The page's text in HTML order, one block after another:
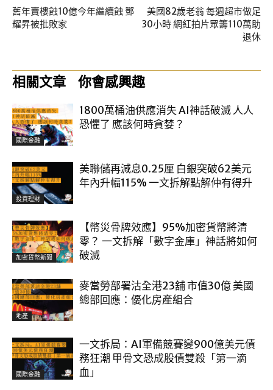
舊年賣樓蝕10億今年繼續蝕 鄧
耀昇被批敗家
美國82歲老翁 每週超市做足
30小時 網紅拍片眾籌110萬助
退休
相關文章 你會感興趣
國際金融
1800萬桶油供應消失 AI神話破滅 人人
恐懼了 應該何時貪婪？
投資理財
美聯儲再減息0.25厘 白銀突破62美元
年內升幅115% 一文拆解點解仲有得升
加密貨幣新聞
【幣災骨牌效應】95%加密貨幣將清
零？ 一文拆解「數字金庫」神話將如何
破滅
地產
麥當勞部署沽全港23舖 市值30億 美國
總部回應：優化房產組合
國際金融
一文拆局：AI軍備競賽變900億美元債
務狂潮 甲骨文恐成股債雙殺「第一滴
血」